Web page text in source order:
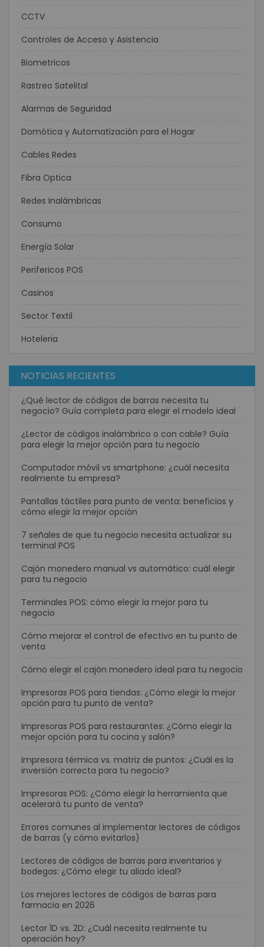
CCTV
Controles de Acceso y Asistencia
Biometricos
Rastreo Satelital
Alarmas de Seguridad
Domótica y Automatización para el Hogar
Cables Redes
Fibra Optica
Redes Inalámbricas
Consumo
Energía Solar
Perifericos POS
Casinos
Sector Textil
Hoteleria
NOTICIAS RECIENTES
¿Qué lector de códigos de barras necesita tu
negocio? Guía completa para elegir el modelo ideal
¿Lector de códigos inalámbrico o con cable? Guía
para elegir la mejor opción para tu negocio
Computador móvil vs smartphone: ¿cuál necesita
realmente tu empresa?
Pantallas táctiles para punto de venta: beneficios y
cómo elegir la mejor opción
7 señales de que tu negocio necesita actualizar su
terminal POS
Cajón monedero manual vs automático: cuál elegir
para tu negocio
Terminales POS: cómo elegir la mejor para tu
negocio
Cómo mejorar el control de efectivo en tu punto de
venta
Cómo elegir el cajón monedero ideal para tu negocio
Impresoras POS para tiendas: ¿Cómo elegir la mejor
opción para tu punto de venta?
Impresoras POS para restaurantes: ¿Cómo elegir la
mejor opción para tu cocina y salón?
Impresora térmica vs. matriz de puntos: ¿Cuál es la
inversión correcta para tu negocio?
Impresoras POS: ¿Cómo elegir la herramienta que
acelerará tu punto de venta?
Errores comunes al implementar lectores de códigos
de barras (y cómo evitarlos)
Lectores de códigos de barras para inventarios y
bodegas: ¿Cómo elegir tu aliado ideal?
Los mejores lectores de códigos de barras para
farmacia en 2026
Lector 1D vs. 2D: ¿Cuál necesita realmente tu
operación hoy?